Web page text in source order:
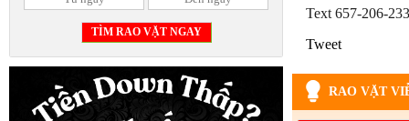
Text 657-206-
Tweet
RAO VẶT